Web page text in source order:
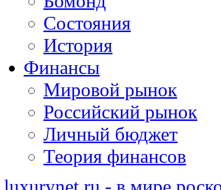
Состояния
История
Финансы
Мировой рынок
Российский рынок
Личный бюджет
Теория финансов